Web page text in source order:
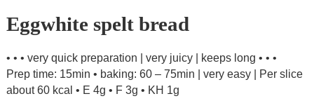
Eggwhite spelt bread
• • • very quick preparation | very juicy | keeps long • • •
Prep time: 15min • baking: 60 – 75min | very easy | Per slice
about 60 kcal • E 4g • F 3g • KH 1g